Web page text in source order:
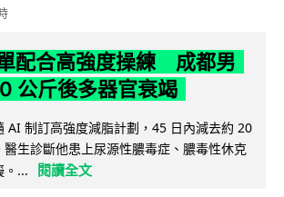
配合高強度操練 成都男
公斤後多器官衰竭
AI 制訂高強度減脂計劃，45 日內減去約 20
醫生診斷他患上尿源性膿毒症、膿毒性休克
。...
閱讀全文